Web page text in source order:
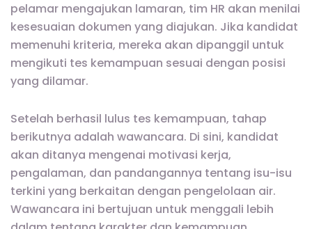
pelamar mengajukan lamaran, tim HR akan menilai
kesesuaian dokumen yang diajukan. Jika kandidat
memenuhi kriteria, mereka akan dipanggil untuk
mengikuti tes kemampuan sesuai dengan posisi
yang dilamar.
Setelah berhasil lulus tes kemampuan, tahap
berikutnya adalah wawancara. Di sini, kandidat
akan ditanya mengenai motivasi kerja,
pengalaman, dan pandangannya tentang isu-isu
terkini yang berkaitan dengan pengelolaan air.
Wawancara ini bertujuan untuk menggali lebih